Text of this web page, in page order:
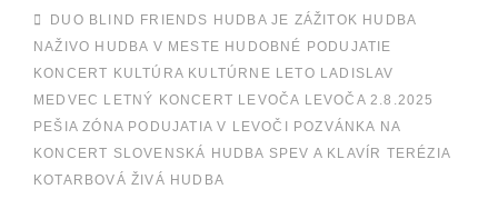
TAGS,
DUO BLIND FRIENDS HUDBA JE ZÁŽITOK HUDBA
NAŽIVO HUDBA V MESTE HUDOBNÉ PODUJATIE
KONCERT KULTÚRA KULTÚRNE LETO LADISLAV
MEDVEC LETNÝ KONCERT LEVOČA LEVOČA 2.8.2025
PEŠIA ZÓNA PODUJATIA V LEVOČI
POZVÁNKA NA
KONCERT SLOVENSKÁ HUDBA SPEV A KLAVÍR TERÉZIA
KOTARBOVÁ ŽIVÁ HUDBA